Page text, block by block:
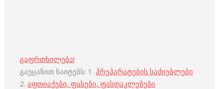
გაფრთხილება!
გაეცანით საიტებს: 1. პრეპარატების საძიებლები
2. აფთიაქები, ფასები, ფასდაკლებები